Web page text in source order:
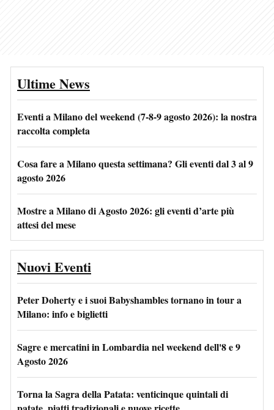
Ultime News
Eventi a Milano del weekend (7-8-9 agosto 2026): la nostra
raccolta completa
Cosa fare a Milano questa settimana? Gli eventi dal 3 al 9
agosto 2026
Mostre a Milano di Agosto 2026: gli eventi d’arte più
attesi del mese
Nuovi Eventi
Peter Doherty e i suoi Babyshambles tornano in tour a
Milano: info e biglietti
Sagre e mercatini in Lombardia nel weekend dell'8 e 9
Agosto 2026
Torna la Sagra della Patata: venticinque quintali di